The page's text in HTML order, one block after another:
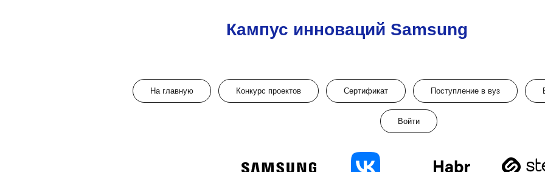
Кампус инноваций Samsung
На главную Конкурс проектов Сертификат Поступление в вуз
Войти